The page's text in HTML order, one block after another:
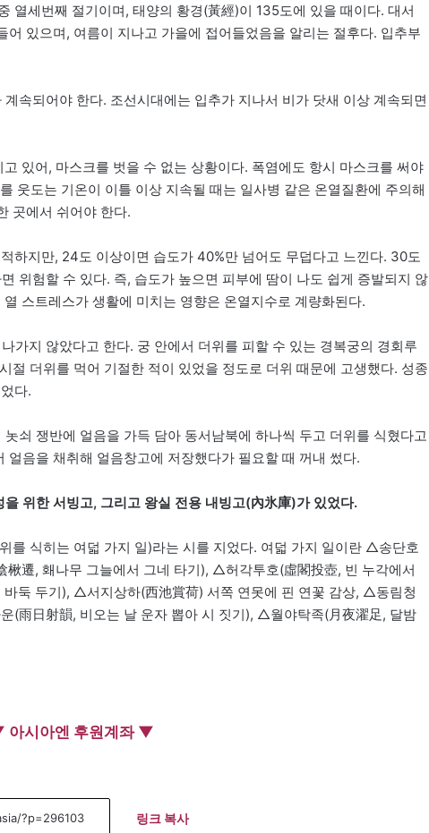
열세번째 절기이며, 태양의 황경(黃經)이 135도에 있을 때이다. 대서
있으며, 여름이 지나고 가을에 접어들었음을 알리는 절후다. 입추부
속되어야 한다. 조선시대에는 입추가 지나서 비가 닷새 이상 계속되면
있어, 마스크를 벗을 수 없는 상황이다. 폭염에도 항시 마스크를 써야
웃도는 기온이 이틀 이상 지속될 때는 일사병 같은 온열질환에 주의해
곳에서 쉬어야 한다.
하지만, 24도 이상이면 습도가 40%만 넘어도 무덥다고 느낀다. 30도
위험할 수 있다. 즉, 습도가 높으면 피부에 땀이 나도 쉽게 증발되지 않
스트레스가 생활에 미치는 영향은 온열지수로 계량화된다.
가지 않았다고 한다. 궁 안에서 더위를 피할 수 있는 경복궁의 경회루
절 더위를 먹어 기절한 적이 있었을 정도로 더위 때문에 고생했다. 성종
다.
쇠 쟁반에 얼음을 가득 담아 동서남북에 하나씩 두고 더위를 식혔다고
음을 채취해 얼음창고에 저장했다가 필요할 때 꺼내 썼다.
위한 서빙고, 그리고 왕실 전용 내빙고(內氷庫)가 있었다.
를 식히는 여덟 가지 일)라는 시를 지었다. 여덟 가지 일이란 △송단호
遷, 홰나무 그늘에서 그네 타기), △허각투호(虛閣投壺, 빈 누각에서
둑 두기), △서지상하(西池賞荷) 서쪽 연못에 핀 연꽃 감상, △동림청
(雨日射韻, 비오는 날 운자 뽑아 시 짓기), △월야탁족(月夜濯足, 달밤
아시아엔 후원계좌 ▼
링크 복사